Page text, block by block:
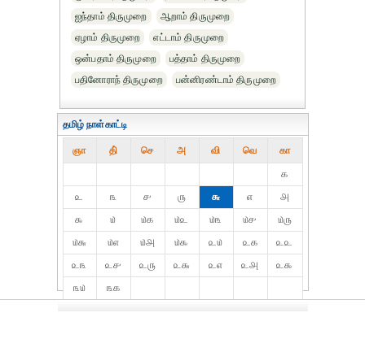
ஐந்தாம் திருமுறை
ஆறாம் திருமுறை
ஏழாம் திருமுறை
எட்டாம் திருமுறை
ஒன்பதாம் திருமுறை
பத்தாம் திருமுறை
பதினோராந் திருமுறை
பன்னிரண்டாம் திருமுறை
தமிழ் நாள்காட்டி
ஞா தி் செ அ வி வெ கா
௧
௨
௩ ௪ ௫ ௬ ௭
௮
௯
௰ ௰௧ ௰௨ ௰௩ ௰௪
௰௫
௰௬
௰௭ ௰௮ ௰௯ ௨௰ ௨௧
௨௨
௨௩
௨௪ ௨௫ ௨௬ ௨௭ ௨௮
௨௯
௩௰
௩௧